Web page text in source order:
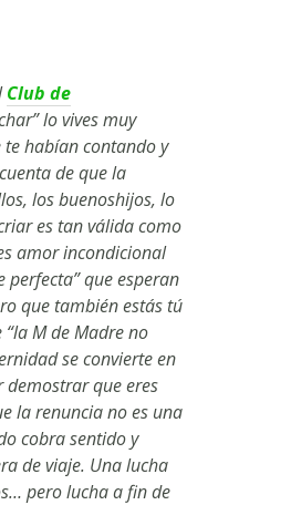
Club de
lo vives muy
habían contando y
de que la
los buenoshijos, lo
es tan válida como
amor incondicional
que esperan
que también estás tú
M de Madre no
se convierte en
demostrar que eres
la renuncia no es una
cobra sentido y
de viaje. Una lucha
pero lucha a fin de